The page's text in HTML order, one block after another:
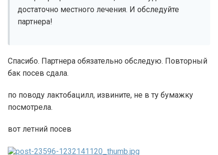
достаточно местного лечения. И обследуйте
партнера!
Спасибо. Партнера обязательно обследую. Повторный
бак посев сдала.
по поводу лактобацилл, извините, не в ту бумажку
посмотрела.
вот летний посев